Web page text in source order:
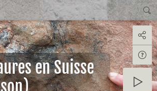
en Suisse